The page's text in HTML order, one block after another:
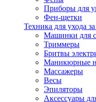
Приборы для
Фен-щетки
Техника для ухода
Машинки для
Триммеры
Бритвы
Маникюрные
Массажеры
Весы
Эпиляторы
Аксессуары